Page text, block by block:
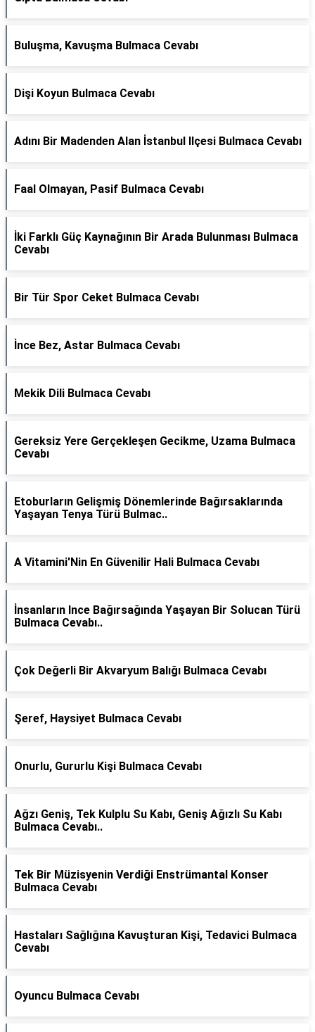
Buluşma, Kavuşma Bulmaca Cevabı
Dişi Koyun Bulmaca Cevabı
Adını Bir Madenden Alan İstanbul Ilçesi Bulmaca Cevabı
Faal Olmayan, Pasif Bulmaca Cevabı
İki Farklı Güç Kaynağının Bir Arada Bulunması Bulmaca
Cevabı
Bir Tür Spor Ceket Bulmaca Cevabı
İnce Bez, Astar Bulmaca Cevabı
Mekik Dili Bulmaca Cevabı
Gereksiz Yere Gerçekleşen Gecikme, Uzama Bulmaca
Cevabı
Etoburların Gelişmiş Dönemlerinde Bağırsaklarında
Yaşayan Tenya Türü Bulmac..
A Vitamini'Nin En Güvenilir Hali Bulmaca Cevabı
İnsanların Ince Bağırsağında Yaşayan Bir Solucan Türü
Bulmaca Cevabı..
Çok Değerli Bir Akvaryum Balığı Bulmaca Cevabı
Şeref, Haysiyet Bulmaca Cevabı
Onurlu, Gururlu Kişi Bulmaca Cevabı
Ağzı Geniş, Tek Kulplu Su Kabı, Geniş Ağızlı Su Kabı
Bulmaca Cevabı..
Tek Bir Müzisyenin Verdiği Enstrümantal Konser
Bulmaca Cevabı
Hastaları Sağlığına Kavuşturan Kişi, Tedavici Bulmaca
Cevabı
Oyuncu Bulmaca Cevabı